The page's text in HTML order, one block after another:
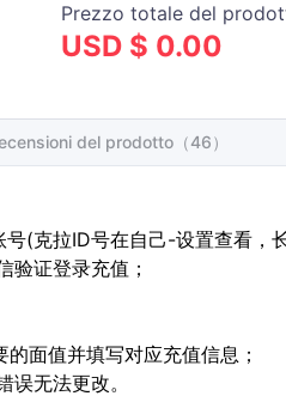
Prezzo totale del
USD $ 0.00
del prodotto（46）
号(克拉ID号在自己-设置查看，
验证登录充值；
面值并填写对应充值信息；
无法更改。